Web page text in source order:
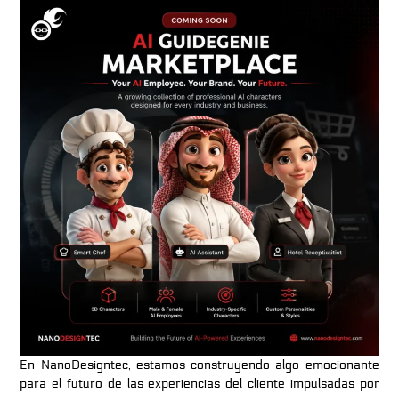
En NanoDesigntec, estamos construyendo algo emocionante
para el futuro de las experiencias del cliente impulsadas por